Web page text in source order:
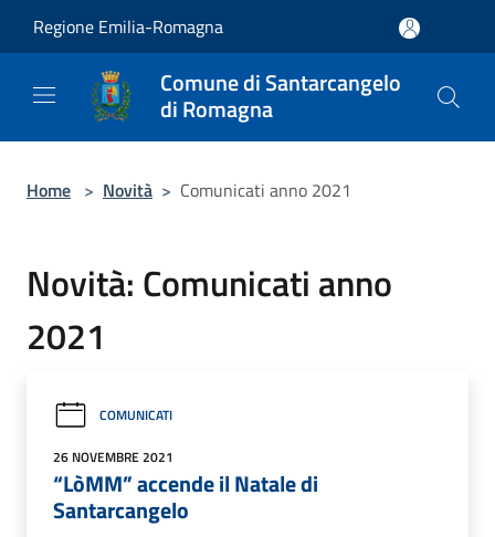
Regione Emilia-Romagna
Comune di Santarcangelo
di Romagna
Home > Novità > Comunicati anno 2021
Novità: Comunicati anno
2021
COMUNICATI
26 NOVEMBRE 2021
“LòMM” accende il Natale di
Santarcangelo